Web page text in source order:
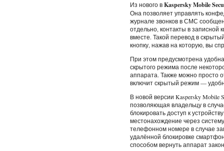
Из нового вKaspersky Mobile
Она позволяет управлять
журнале звонков в СМС
отдельно, контакты в записной
вместе. Такой перевод в
кнопку, нажав на которую, вы
При этом предусмотрена
скрытого режима после
аппарата. Также можно просто
включит скрытый режим —
В новой версии Kaspersky
позволяющая владельцу в
блокировать доступ к
местонахождение через
телефонном номере в случае
удалённой блокировке
способом вернуть аппарат